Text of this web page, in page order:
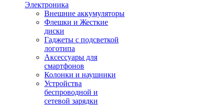
Электроника
Внешние аккумуляторы
Флешки и Жесткие
диски
Гаджеты с подсветкой
логотипа
Аксессуары для
смартфонов
Колонки и наушники
Устройства
беспроводной и
сетевой зарядки